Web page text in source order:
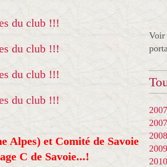
Alpes) et Comité de Savoie
C de Savoie...!
Voir